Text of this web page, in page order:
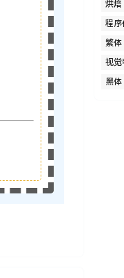
烘焙
程序
繁体
视觉
黑体